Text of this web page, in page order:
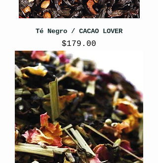
Té Negro / CACAO LOVER
Precio
$179.00